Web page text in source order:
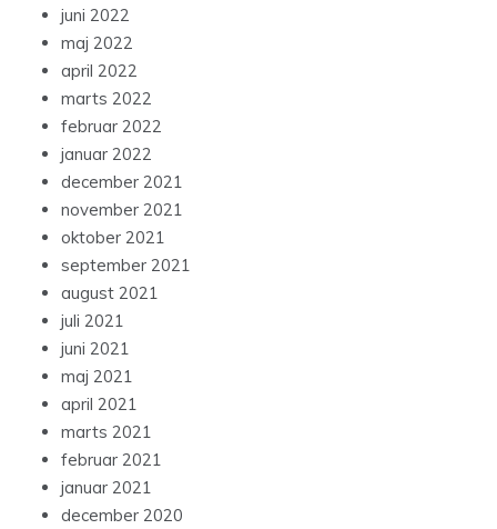
juni 2022
maj 2022
april 2022
marts 2022
februar 2022
januar 2022
december 2021
november 2021
oktober 2021
september 2021
august 2021
juli 2021
juni 2021
maj 2021
april 2021
marts 2021
februar 2021
januar 2021
december 2020